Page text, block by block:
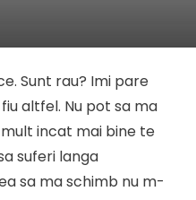
Sunt rau? Imi pare
altfel. Nu pot sa ma
incat mai bine te
suferi langa
sa ma schimb nu m-